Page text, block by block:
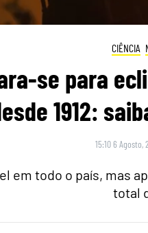
CIÊNCIA
se para
1912:
15:10 6 Agosto,
em todo o país, mas
total